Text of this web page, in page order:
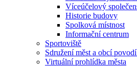
Víceúčelový
Historie budovy
Spolková místnost
Informační centrum
Sportoviště
Sdružení měst a obcí
Virtuální prohlídka města